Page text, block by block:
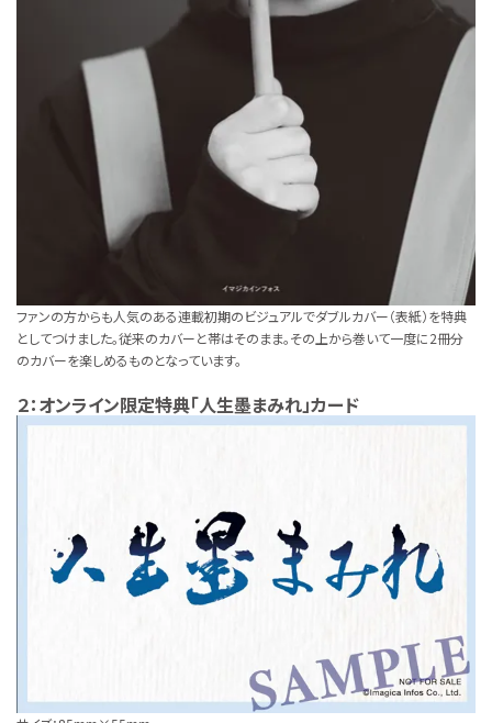
ファンの方からも人気のある連載初期のビジュアルでダブルカバー（表紙）を特典
としてつけました。従来のカバーと帯はそのまま。その上から巻いて一度に2冊分
のカバーを楽しめるものとなっています。
２：オンライン限定特典「人生墨まみれ」カード